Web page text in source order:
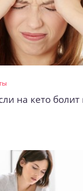
на кето болит